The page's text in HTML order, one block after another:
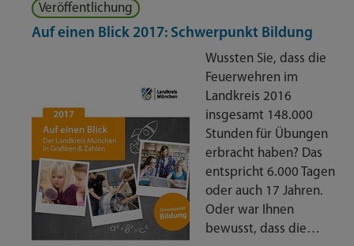
Veröffentlichung
Auf einen Blick 2017: Schwerpunkt Bildung
Wussten Sie, dass die
Feuerwehren im
Landkreis 2016
insgesamt 148.000
Stunden für Übungen
erbracht haben? Das
entspricht 6.000 Tagen
oder auch 17 Jahren.
Oder war Ihnen
bewusst, dass die…